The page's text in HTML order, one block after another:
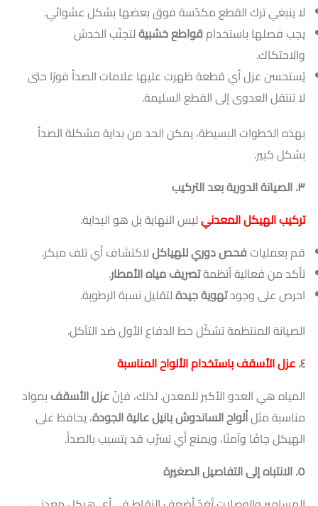
لا ينبغي ترك القطع مكدّسة فوق بعضها بشكل عشوائي.
يجب فصلها باستخدامقواطع خشبيةلتجنّب الخدش
والاحتكاك.
يُستحسن عزل أي قطعة ظهرت عليها علامات الصدأ فورًا حتى
لا تنتقل العدوى إلى القطع السليمة.
بهذه الخطوات البسيطة، يمكن الحد من بداية مشكلة الصدأ
بشكل كبير.
٣. الصيانة الدورية بعد التركيب
تركيب الهيكل المعدنيليس النهاية بل هو البداية.
قم بعملياتفحص دوري للهياكللاكتشاف أي تلف مبكر.
تأكد من فعالية أنظمةتصريف مياه الأمطار.
احرص على وجودتهوية جيدةلتقليل نسبة الرطوبة.
الصيانة المنتظمة تشكّل خط الدفاع الأول ضد التآكل.
٤.عزل الأسقف باستخدام الألواح المناسبة
المياه هي العدو الأكبر للمعدن. لذلك، فإنّعزل الأسقف بمواد
مناسبة مثلألواح الساندوش بانيل عالية الجودة، يحافظ على
الهيكل جافًا وآمنًا، ويمنع أي تسرّب قد يتسبب بالصدأ.
٥. الانتباه إلى التفاصيل الصغيرة